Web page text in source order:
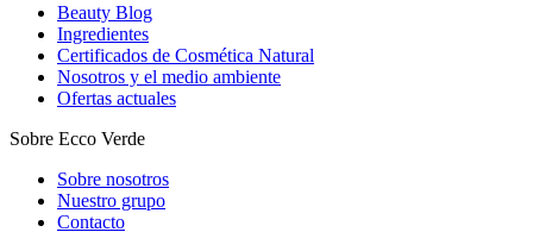
Beauty Blog
Ingredientes
Certificados de Cosmética Natural
Nosotros y el medio ambiente
Ofertas actuales
Sobre Ecco Verde
Sobre nosotros
Nuestro grupo
Contacto